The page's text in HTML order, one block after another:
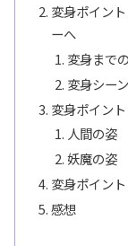
変身ポイン
ーへ
変身まで
変身シーン
変身ポイン
人間の姿
妖魔の姿
変身ポイン
感想